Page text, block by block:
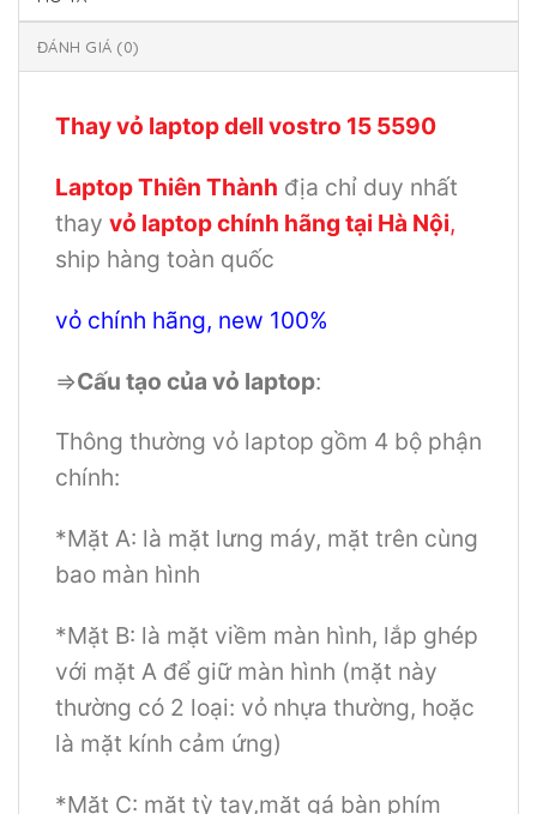
ĐÁNH GIÁ (0)
Thay vỏ laptop dell vostro 15 5590
Laptop Thiên Thành địa chỉ duy nhất
thay vỏ laptop chính hãng tại Hà Nội,
ship hàng toàn quốc
vỏ chính hãng, new 100%
=>Cấu tạo của vỏ laptop:
Thông thường vỏ laptop gồm 4 bộ phận
chính:
*Mặt A: là mặt lưng máy, mặt trên cùng
bao màn hình
*Mặt B: là mặt viềm màn hình, lắp ghép
với mặt A để giữ màn hình (mặt này
thường có 2 loại: vỏ nhựa thường, hoặc
là mặt kính cảm ứng)
*Mặt C: mặt tỳ tay,mặt gá bàn phím